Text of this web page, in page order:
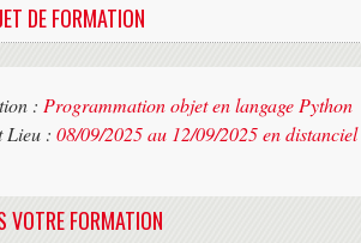
DE FORMATION
: Programmation objet en langage Python
Lieu : 08/09/2025 au 12/09/2025 en
VOTRE FORMATION